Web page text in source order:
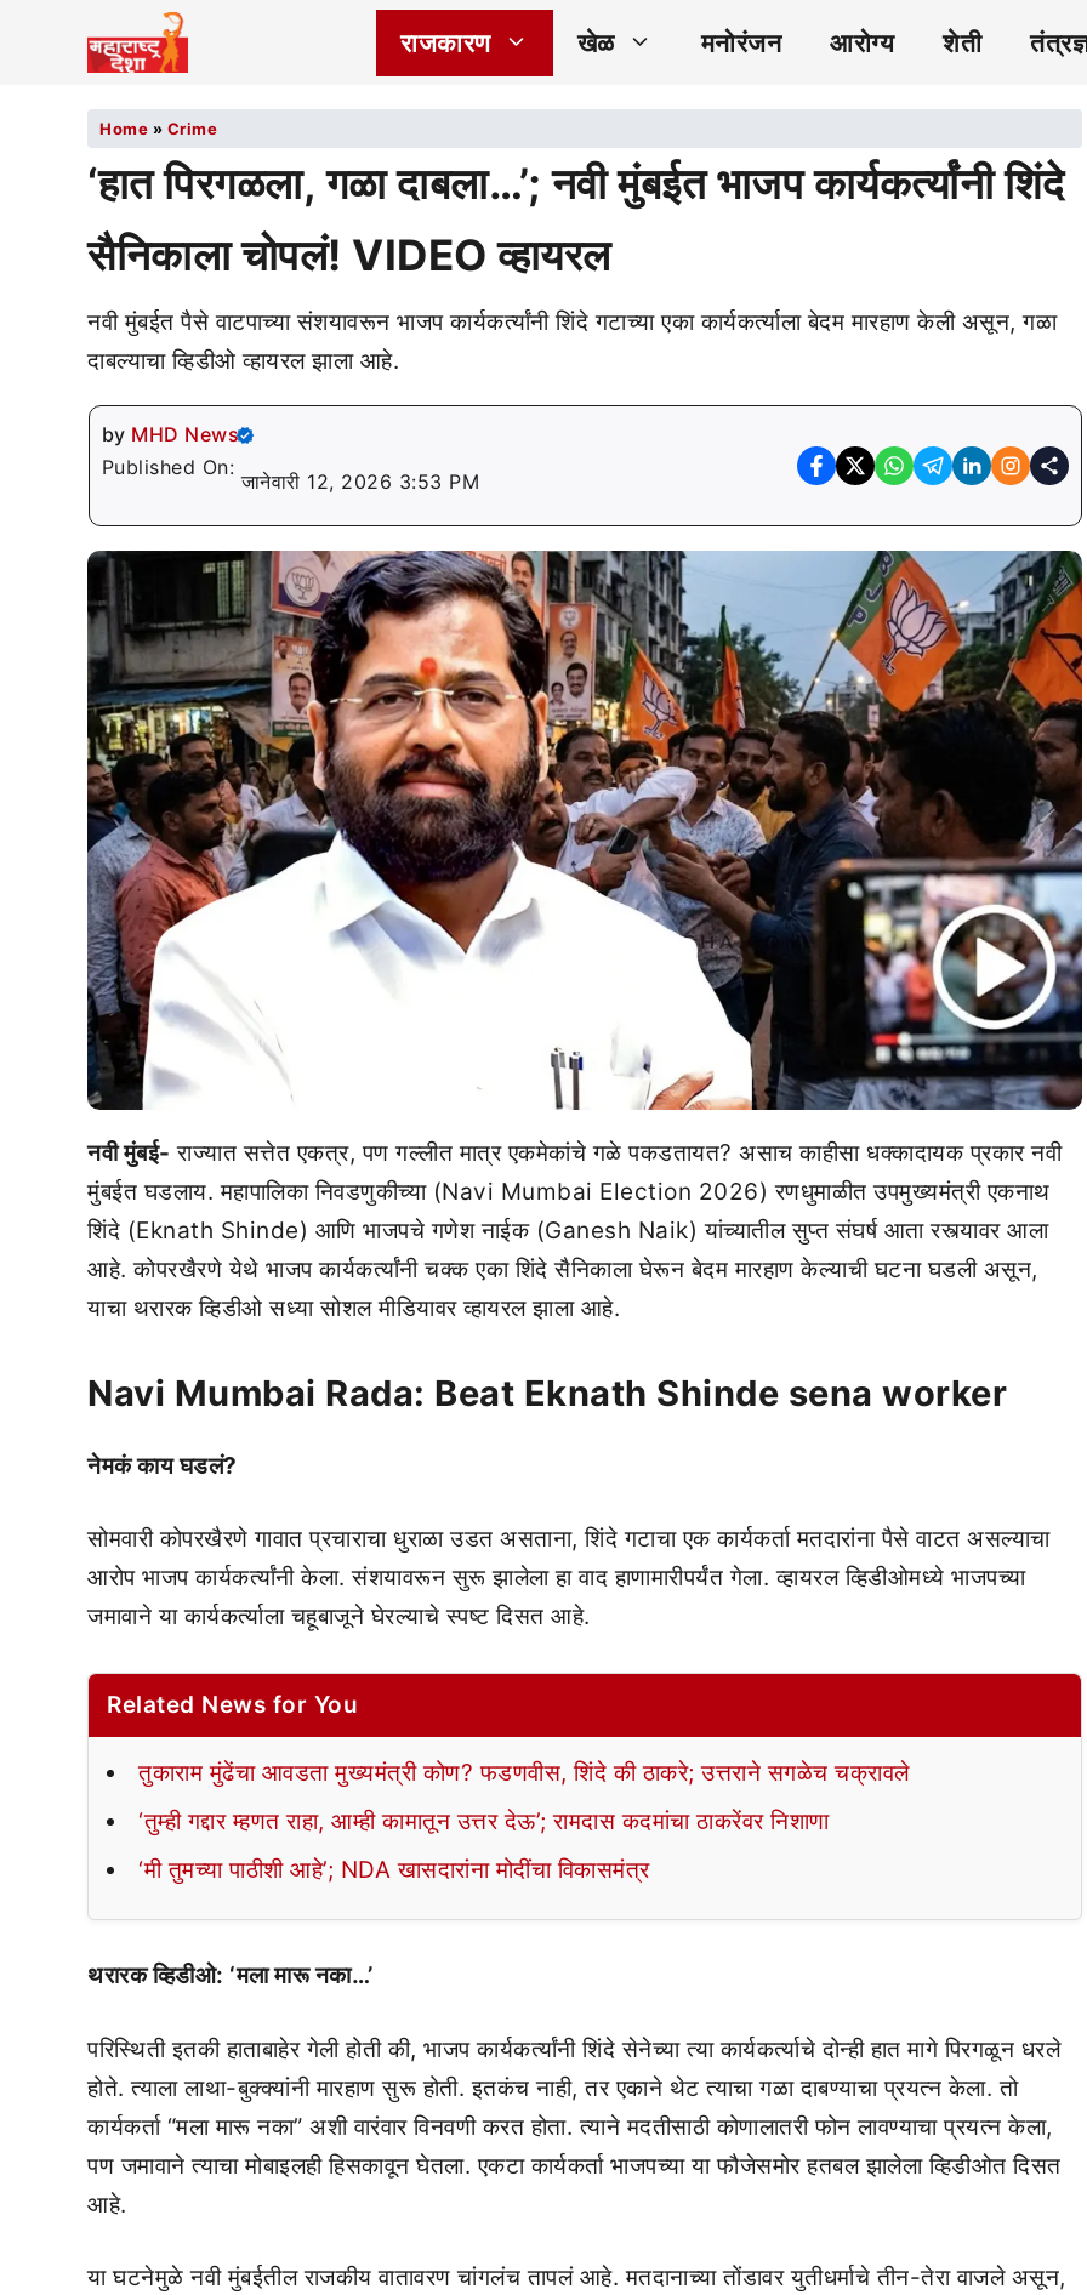
राजकारण खेळ मनोरंजन आरोग्य शेती
Home » Crime
‘हात पिरगळला, गळा दाबला…’; नवी मुंबईत भाजप कार्यकर्त्यांनी शिंदे
सैनिकाला चोपलं! VIDEO व्हायरल
नवी मुंबईत पैसे वाटपाच्या संशयावरून भाजप कार्यकर्त्यांनी शिंदे गटाच्या एका कार्यकर्त्याला बेदम मारहाण केली असून, गळा
दाबल्याचा व्हिडीओ व्हायरल झाला आहे.
by MHD News
Published On:
जानेवारी 12, 2026 3:53 PM
नवी मुंबई- राज्यात सत्तेत एकत्र, पण गल्लीत मात्र एकमेकांचे गळे पकडतायत? असाच काहीसा धक्कादायक प्रकार नवी
मुंबईत घडलाय. महापालिका निवडणुकीच्या (Navi Mumbai Election 2026) रणधुमाळीत उपमुख्यमंत्री एकनाथ
शिंदे (Eknath Shinde) आणि भाजपचे गणेश नाईक (Ganesh Naik) यांच्यातील सुप्त संघर्ष आता रस्त्यावर आला
आहे. कोपरखैरणे येथे भाजप कार्यकर्त्यांनी चक्क एका शिंदे सैनिकाला घेरून बेदम मारहाण केल्याची घटना घडली असून,
याचा थरारक व्हिडीओ सध्या सोशल मीडियावर व्हायरल झाला आहे.
Navi Mumbai Rada: Beat Eknath Shinde sena worker
नेमकं काय घडलं?
सोमवारी कोपरखैरणे गावात प्रचाराचा धुराळा उडत असताना, शिंदे गटाचा एक कार्यकर्ता मतदारांना पैसे वाटत असल्याचा
आरोप भाजप कार्यकर्त्यांनी केला. संशयावरून सुरू झालेला हा वाद हाणामारीपर्यंत गेला. व्हायरल व्हिडीओमध्ये भाजपच्या
जमावाने या कार्यकर्त्याला चहूबाजूने घेरल्याचे स्पष्ट दिसत आहे.
Related News for You
तुकाराम मुंढेंचा आवडता मुख्यमंत्री कोण? फडणवीस, शिंदे की ठाकरे; उत्तराने सगळेच चक्रावले
‘तुम्ही गद्दार म्हणत राहा, आम्ही कामातून उत्तर देऊ’; रामदास कदमांचा ठाकरेंवर निशाणा
‘मी तुमच्या पाठीशी आहे’; NDA खासदारांना मोदींचा विकासमंत्र
थरारक व्हिडीओ: ‘मला मारू नका…’
परिस्थिती इतकी हाताबाहेर गेली होती की, भाजप कार्यकर्त्यांनी शिंदे सेनेच्या त्या कार्यकर्त्याचे दोन्ही हात मागे पिरगळून धरले
होते. त्याला लाथा-बुक्क्यांनी मारहाण सुरू होती. इतकंच नाही, तर एकाने थेट त्याचा गळा दाबण्याचा प्रयत्न केला. तो
कार्यकर्ता “मला मारू नका” अशी वारंवार विनवणी करत होता. त्याने मदतीसाठी कोणालातरी फोन लावण्याचा प्रयत्न केला,
पण जमावाने त्याचा मोबाइलही हिसकावून घेतला. एकटा कार्यकर्ता भाजपच्या या फौजेसमोर हतबल झालेला व्हिडीओत दिसत
आहे.
या घटनेमुळे नवी मुंबईतील राजकीय वातावरण चांगलंच तापलं आहे. मतदानाच्या तोंडावर युतीधर्माचे तीन-तेरा वाजले असून,